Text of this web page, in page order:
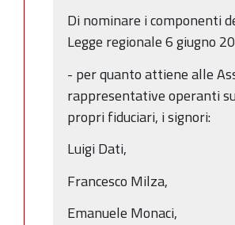
Di nominare i componenti
Legge regionale 6 giugno
- per quanto attiene alle
rappresentative operanti
propri fiduciari, i signori:
Luigi Dati,
Francesco Milza,
Emanuele Monaci,